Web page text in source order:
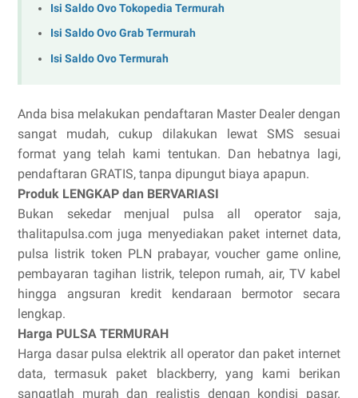
Isi Saldo Ovo Tokopedia Termurah
Isi Saldo Ovo Grab Termurah
Isi Saldo Ovo Termurah
Anda bisa melakukan pendaftaran Master Dealer dengan
sangat mudah, cukup dilakukan lewat SMS sesuai
format yang telah kami tentukan. Dan hebatnya lagi,
pendaftaran GRATIS, tanpa dipungut biaya apapun.
Produk LENGKAP dan BERVARIASI
Bukan sekedar menjual pulsa all operator saja,
thalitapulsa.com juga menyediakan paket internet data,
pulsa listrik token PLN prabayar, voucher game online,
pembayaran tagihan listrik, telepon rumah, air, TV kabel
hingga angsuran kredit kendaraan bermotor secara
lengkap.
Harga PULSA TERMURAH
Harga dasar pulsa elektrik all operator dan paket internet
data, termasuk paket blackberry, yang kami berikan
sangatlah murah dan realistis dengan kondisi pasar.